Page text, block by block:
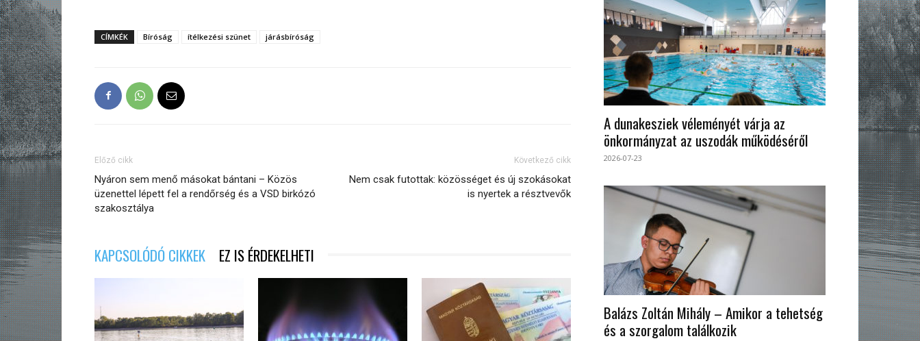
CÍMKÉK Bíróság ítélkezési szünet járásbíróság
Előző cikk
Nyáron sem menő másokat bántani – Közös
üzenettel lépett fel a rendőrség és a VSD birkózó
szakosztálya
Következő cikk
Nem csak futottak: közösséget és új szokásokat
is nyertek a résztvevők
KAPCSOLÓDÓ CIKKEK EZ IS ÉRDEKELHETI
A dunakesziek véleményét várja az
önkormányzat az uszodák működéséről
2026-07-23
Balázs Zoltán Mihály – Amikor a tehetség
és a szorgalom találkozik